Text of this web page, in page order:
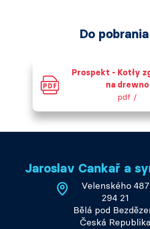
Do pobrania
Prospekt - Kotły
na drewno
pdf /
Jaroslav Cankař a
Velenského 487
294 21
Bělá pod
Česká Republika